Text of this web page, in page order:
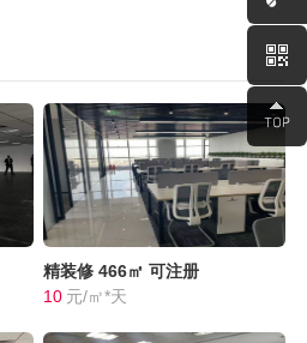
精装修 466㎡ 可注册
10 元/㎡*天